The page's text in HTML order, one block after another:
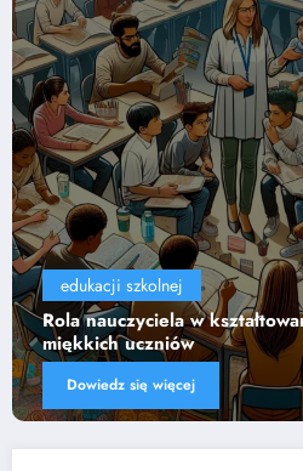
edukacji szkolnej
Wpływ technologii
Dowiedz się więcej